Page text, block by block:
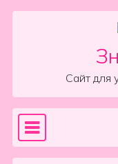
Сайт для
Main